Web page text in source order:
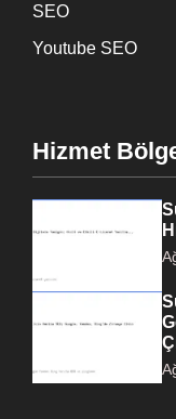
SEO
Youtube SEO
Hizmet